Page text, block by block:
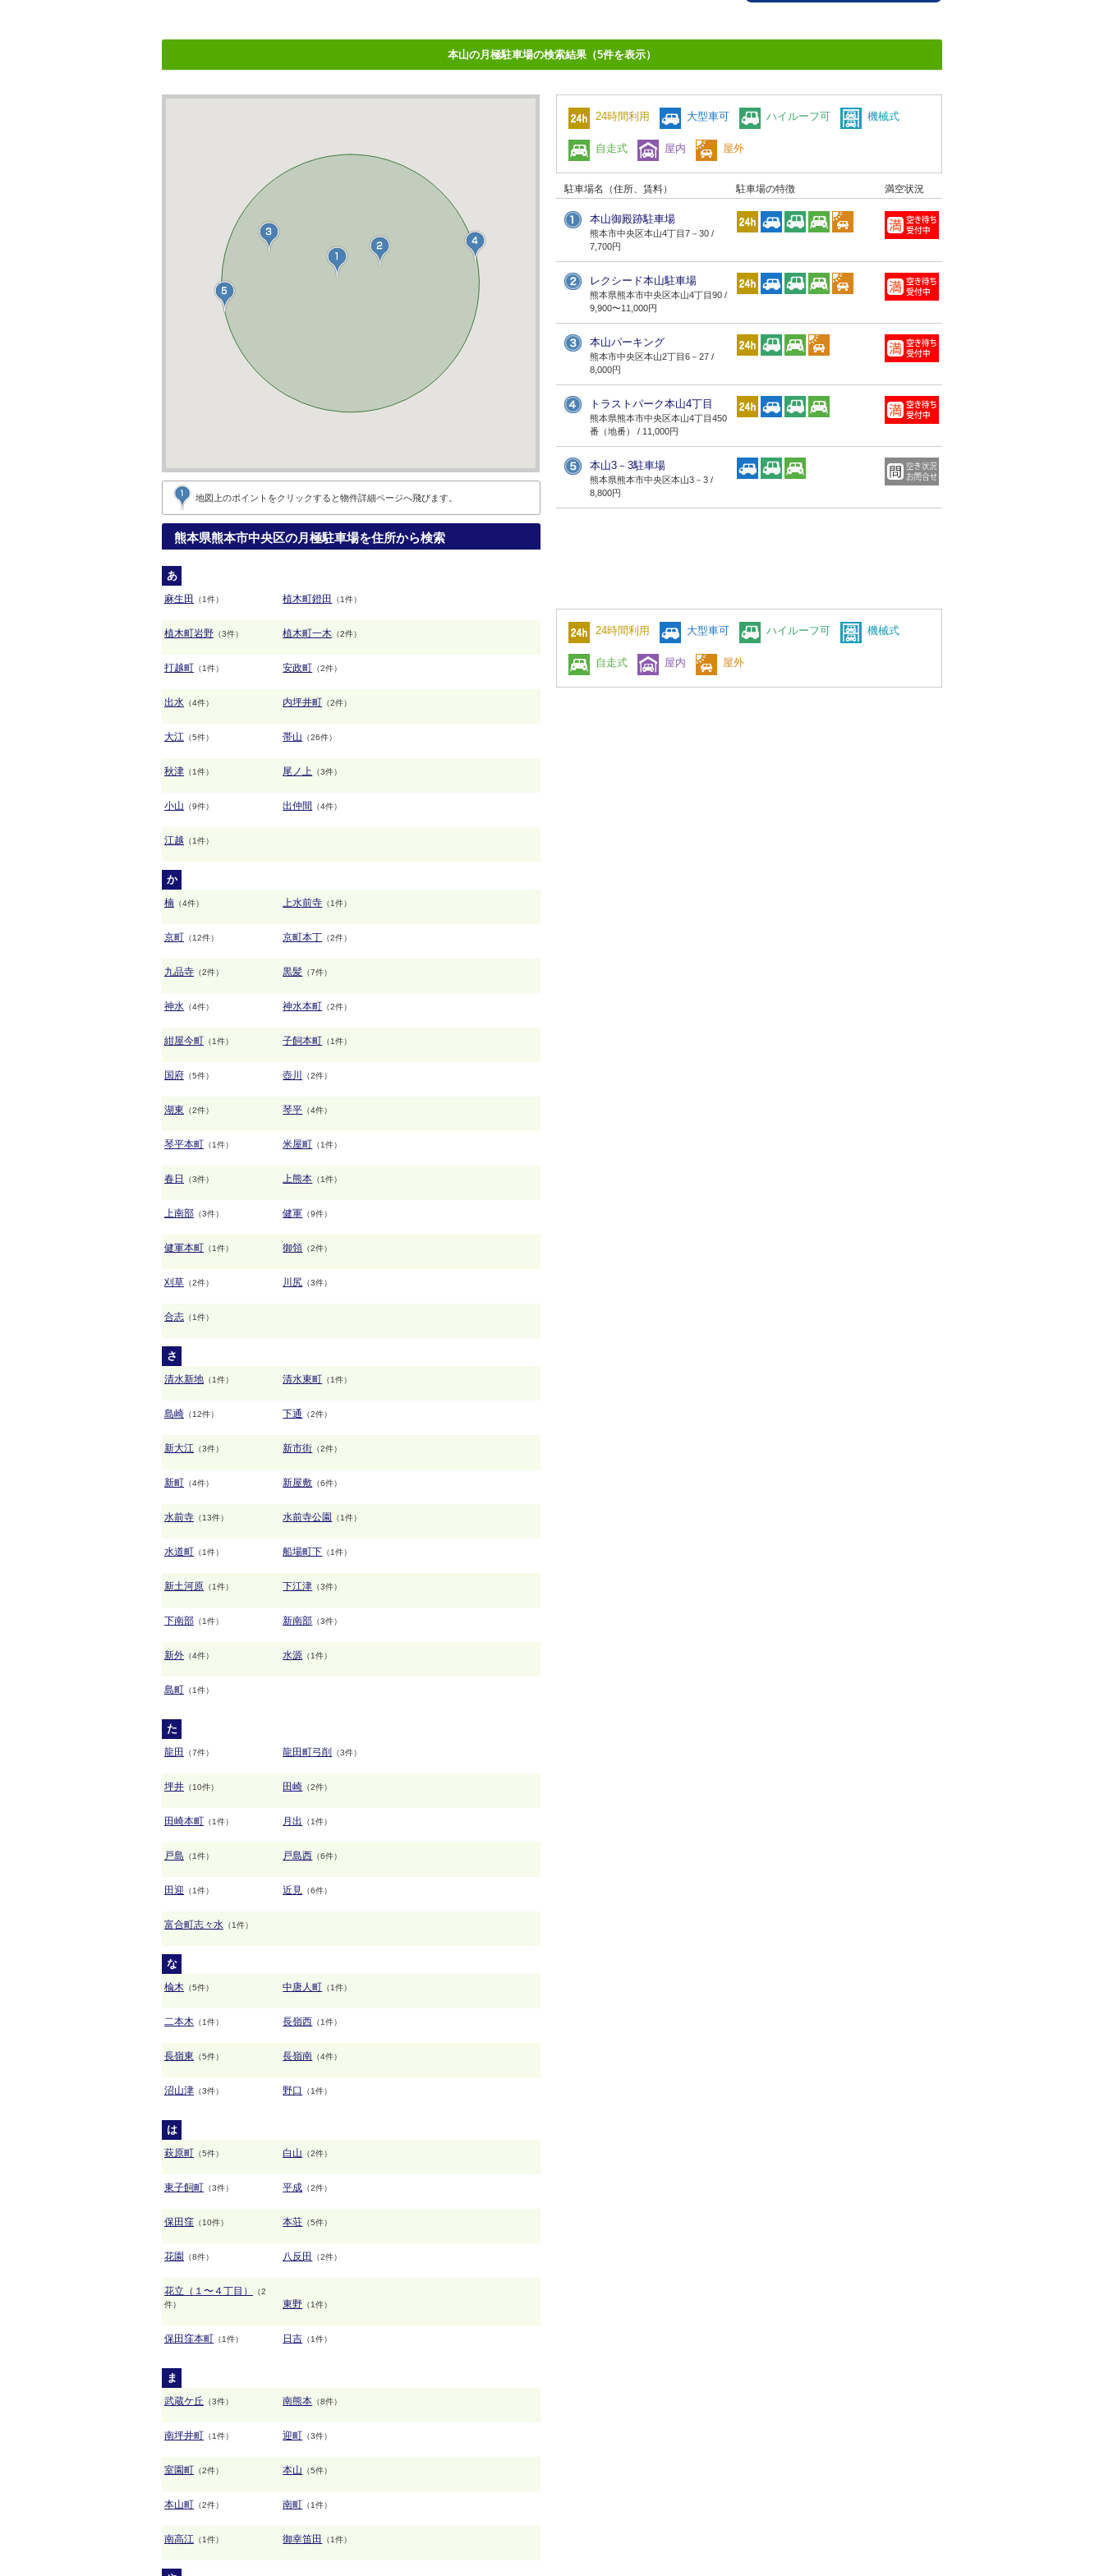
本山の月極駐車場の検索結果（5件を表示）
地図上のポイントをクリックすると物件詳細ページへ飛びます。
熊本県熊本市中央区の月極駐車場を住所から検索
あ
麻生田 （1件） 植木町鐙田 （1件）
植木町岩野 （3件） 植木町一木 （2件）
打越町 （1件） 安政町 （2件）
出水 （4件） 内坪井町 （2件）
大江 （5件） 帯山 （26件）
秋津 （1件） 尾ノ上 （3件）
小山 （9件） 出仲間 （4件）
江越 （1件）
か
楠 （4件） 上水前寺 （1件）
京町 （12件） 京町本丁 （2件）
九品寺 （2件） 黒髪 （7件）
神水 （4件） 神水本町 （2件）
紺屋今町 （1件） 子飼本町 （1件）
国府 （5件） 壺川 （2件）
湖東 （2件） 琴平 （4件）
琴平本町 （1件） 米屋町 （1件）
春日 （3件） 上熊本 （1件）
上南部 （3件） 健軍 （9件）
健軍本町 （1件） 御領 （2件）
刈草 （2件） 川尻 （3件）
合志 （1件）
さ
清水新地 （1件） 清水東町 （1件）
島崎 （12件） 下通 （2件）
新大江 （3件） 新市街 （2件）
新町 （4件） 新屋敷 （6件）
水前寺 （13件） 水前寺公園 （1件）
水道町 （1件） 船場町下 （1件）
新土河原 （1件） 下江津 （3件）
下南部 （1件） 新南部 （3件）
新外 （4件） 水源 （1件）
島町 （1件）
た
龍田 （7件） 龍田町弓削 （3件）
坪井 （10件） 田崎 （2件）
田崎本町 （1件） 月出 （1件）
戸島 （1件） 戸島西 （6件）
田迎 （1件） 近見 （6件）
富合町志々水 （1件）
な
楡木 （5件） 中唐人町 （1件）
二本木 （1件） 長嶺西 （1件）
長嶺東 （5件） 長嶺南 （4件）
沼山津 （3件） 野口 （1件）
は
萩原町 （5件） 白山 （2件）
東子飼町 （3件） 平成 （2件）
保田窪 （10件） 本荘 （5件）
花園 （8件） 八反田 （2件）
花立（１〜４丁目）
（2
件）
東野 （1件）
保田窪本町 （1件） 日吉 （1件）
ま
武蔵ケ丘 （3件） 南熊本 （8件）
南坪井町 （1件） 迎町 （3件）
室園町 （2件） 本山 （5件）
本山町 （2件） 南町 （1件）
南高江 （1件） 御幸笛田 （1件）
24時間利用 大型車可 ハイルーフ可 機械式
自走式 屋内 屋外
駐車場名（住所、賃料） 駐車場の特徴 満空状況
本山御殿跡駐車場
熊本市中央区本山4丁目7－30 /
7,700円
レクシード本山駐車場
熊本県熊本市中央区本山4丁目90 /
9,900〜11,000円
本山パーキング
熊本市中央区本山2丁目6－27 /
8,000円
トラストパーク本山4丁目
熊本県熊本市中央区本山4丁目450
番（地番） / 11,000円
本山3－3駐車場
熊本県熊本市中央区本山3－3 /
8,800円
24時間利用 大型車可 ハイルーフ可 機械式
自走式 屋内 屋外